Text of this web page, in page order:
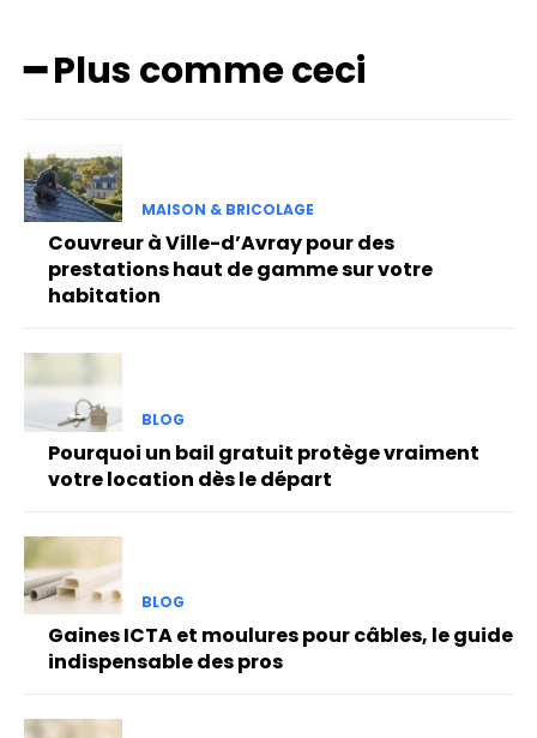
━ Plus comme ceci
MAISON & BRICOLAGE
Couvreur à Ville-d’Avray pour des
prestations haut de gamme sur votre
habitation
BLOG
Pourquoi un bail gratuit protège vraiment
votre location dès le départ
BLOG
Gaines ICTA et moulures pour câbles, le guide
indispensable des pros